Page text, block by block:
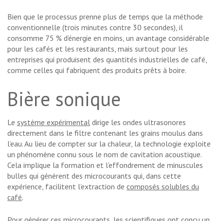
Bien que le processus prenne plus de temps que la méthode
conventionnelle (trois minutes contre 30 secondes), il
consomme 75 % d’énergie en moins, un avantage considérable
pour les cafés et les restaurants, mais surtout pour les
entreprises qui produisent des quantités industrielles de café,
comme celles qui fabriquent des produits prêts à boire.
Bière sonique
Le système expérimental dirige les ondes ultrasonores
directement dans le filtre contenant les grains moulus dans
l’eau. Au lieu de compter sur la chaleur, la technologie exploite
un phénomène connu sous le nom de cavitation acoustique.
Cela implique la formation et l’effondrement de minuscules
bulles qui génèrent des microcourants qui, dans cette
expérience, facilitent l’extraction de composés solubles du
café.